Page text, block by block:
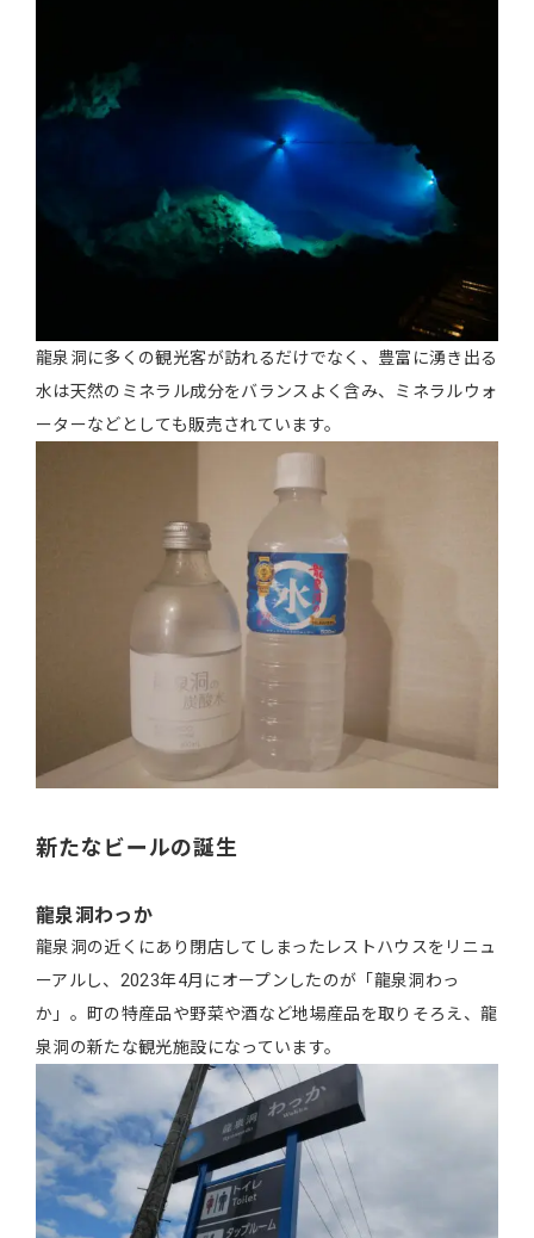
龍泉洞に多くの観光客が訪れるだけでなく、豊富に湧き出る
水は天然のミネラル成分をバランスよく含み、ミネラルウォ
ーターなどとしても販売されています。
新たなビールの誕生
龍泉洞わっか
龍泉洞の近くにあり閉店してしまったレストハウスをリニュ
ーアルし、2023年4月にオープンしたのが「龍泉洞わっ
か」。町の特産品や野菜や酒など地場産品を取りそろえ、龍
泉洞の新たな観光施設になっています。